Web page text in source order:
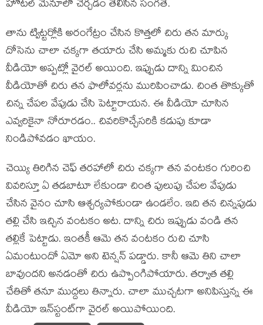
హోటల్ మెనూలో చేర్చడం తెలిసిన సంగతే.
తాను ట్విట్టర్లోకి అరంగేట్రం చేసిన కొత్తలో చిరు తన మార్కు
దోసెను చాలా చక్కగా తయారు చేసి అమ్మకు రుచి చూపిన
వీడియో అప్పట్లో వైరల్ అయింది. ఇప్పుడు దాన్ని మించిన
వీడియోతో చిరు తన ఫాలోవర్లను మురిపించాడు. చింత తొక్కుతో
చిన్న చేపల వేపుడు చేసి పెట్టారాయన. ఈ వీడియో చూసిన
ఎవ్వరికైనా నోరూరడం.. చివరికొచ్చేసరికి కడుపు కూడా
నిండిపోవడం ఖాయం.
చెయ్యి తిరిగిన చెఫ్ తరహాలో చిరు చక్కగా తన వంటకం గురించి
వివరిస్తూ ఏ తడబాటూ లేకుండా చింత పులుపు చేపల వేపుడు
చేసిన వైనం చూసి ఆశ్చర్యపోకుండా ఉండలేం. ఇది తన చిన్నపుడు
తల్లి చేసి ఇచ్చిన వంటకం అట. దాన్ని చిరు ఇప్పుడు వండి తన
తల్లికే పెట్టాడు. ఇంతకీ ఆమె తన వంటకం రుచి చూసి
ఏమంటుందో ఏమో అని టెన్షన్ పడ్డారు. కానీ ఆమె తిని చాలా
బావుందని అనడంతో చిరు ఉప్పొంగిపోయారు. తర్వాత తల్లి
చేతితో తనూ ముద్దలు తిన్నారు. చాలా ముచ్చటగా అనిపిస్తున్న ఈ
వీడియో ఇన్‌స్టంట్‌గా వైరల్ అయిపోయింది.